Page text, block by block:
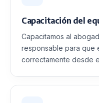
Capacitación del
Capacitamos al
responsable para que
correctamente desde